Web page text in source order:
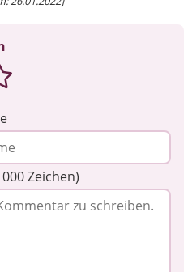
Zeichen)